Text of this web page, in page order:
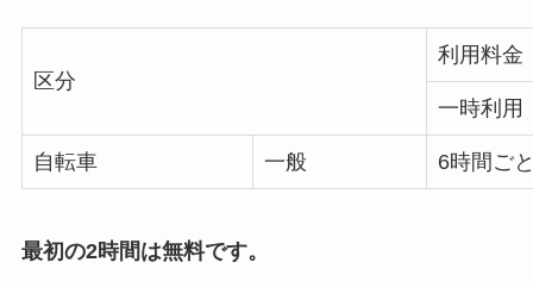
区分
利用料金
一時利用
自転車 一般 6時間ご
最初の2時間は無料です。